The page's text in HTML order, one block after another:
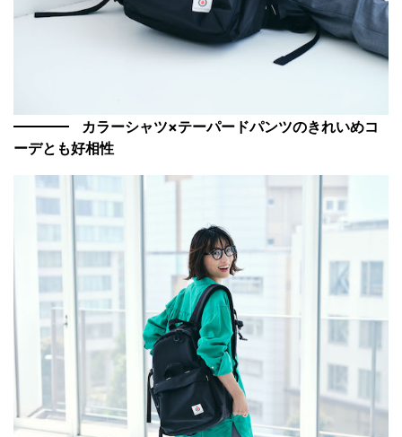
カラーシャツ×テーパードパンツのきれいめコ
ーデとも好相性